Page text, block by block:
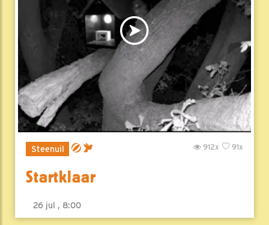
Steenuil 91x
912x
Startklaar
26 jul , 8:00